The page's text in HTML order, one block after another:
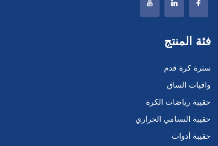
فئة المنتج
سترة كرة قدم
واقيات الساق
حقيبة رياضات الكرة
حقيبة التسامي الحراري
حقيبة أدوات